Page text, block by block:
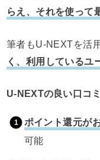
らえ、それを使って
筆者もU-NEXTを活
く、利用しているユ
U-NEXTの良い口コ
ポイント還元が
可能